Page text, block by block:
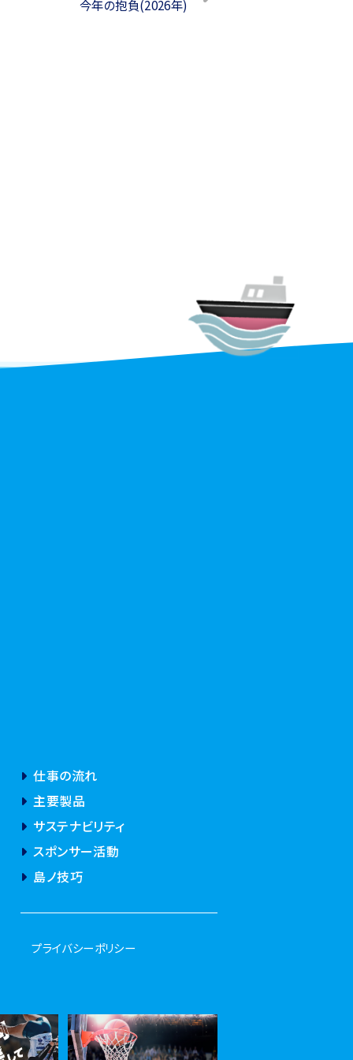
今年の抱負(2026年)
仕事の流れ
主要製品
サステナビリティ
スポンサー活動
島ノ技巧
プライバシーポリシー